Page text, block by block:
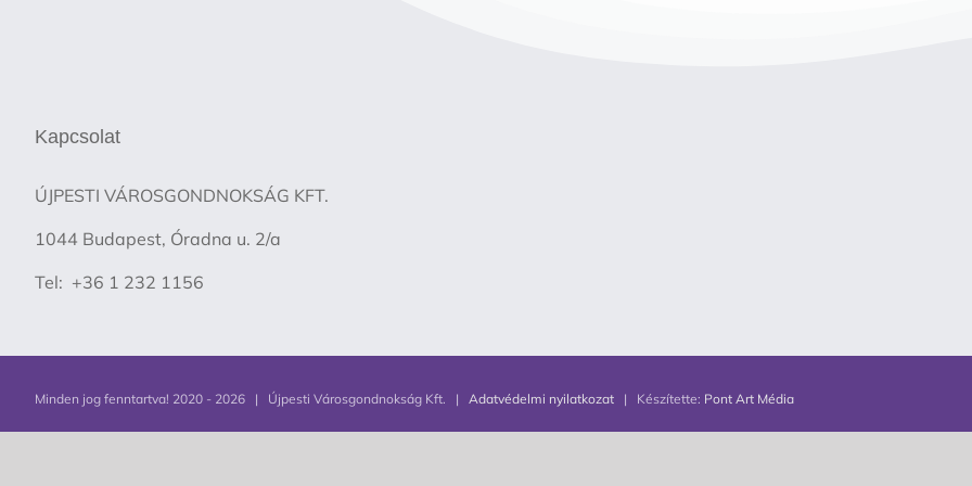
Kapcsolat
ÚJPESTI VÁROSGONDNOKSÁG KFT.
1044 Budapest, Óradna u. 2/a
Tel: +36 1 232 1156
Minden jog fenntartva! 2020 - 2026 | Újpesti Városgondnokság Kft. | Adatvédelmi nyilatkozat | Készítette: Pont Art Média